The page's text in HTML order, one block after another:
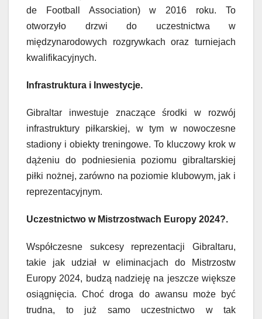
de Football Association) w 2016 roku. To
otworzyło drzwi do uczestnictwa w
międzynarodowych rozgrywkach oraz turniejach
kwalifikacyjnych.
Infrastruktura i Inwestycje.
Gibraltar inwestuje znaczące środki w rozwój
infrastruktury piłkarskiej, w tym w nowoczesne
stadiony i obiekty treningowe. To kluczowy krok w
dążeniu do podniesienia poziomu gibraltarskiej
piłki nożnej, zarówno na poziomie klubowym, jak i
reprezentacyjnym.
Uczestnictwo w Mistrzostwach Europy 2024?.
Współczesne sukcesy reprezentacji Gibraltaru,
takie jak udział w eliminacjach do Mistrzostw
Europy 2024, budzą nadzieję na jeszcze większe
osiągnięcia. Choć droga do awansu może być
trudna, to już samo uczestnictwo w tak